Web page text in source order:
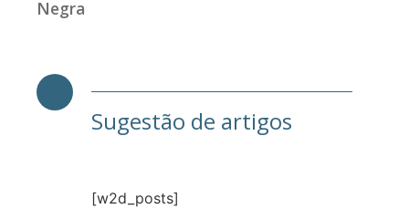
Negra
Sugestão de artigos
[w2d_posts]